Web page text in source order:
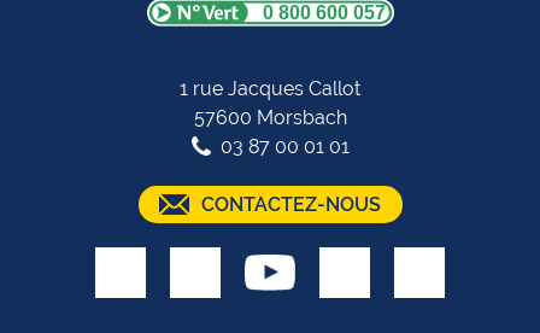
0 800 600 057
1 rue Jacques Callot
57600 Morsbach
03 87 00 01 01
CONTACTEZ-NOUS